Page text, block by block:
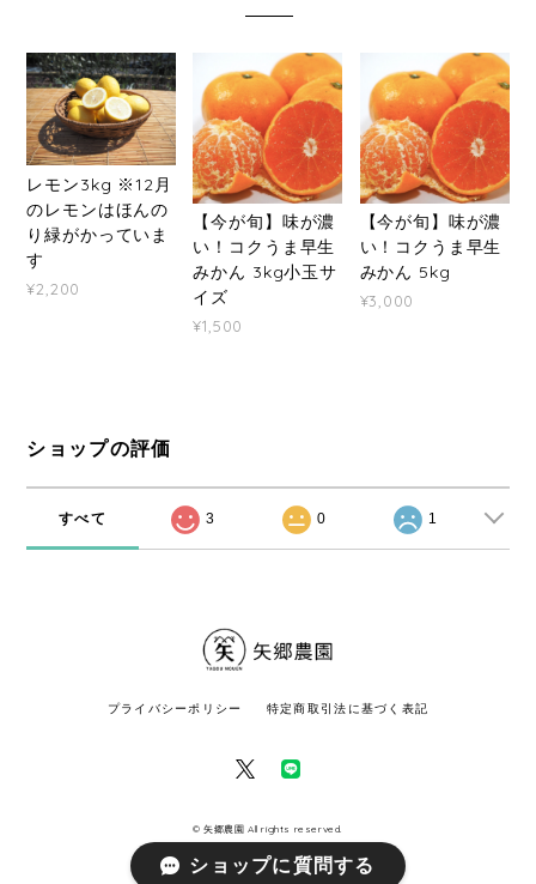
レモン3kg ※12月
のレモンはほんの
り緑がかっていま
す
¥2,200
【今が旬】味が濃
い！コクうま早生
みかん 3kg小玉サ
イズ
¥1,500
【今が旬】味が濃
い！コクうま早生
みかん 5kg
¥3,000
ショップの評価
すべて 3 0 1
プライバシーポリシー 特定商取引法に基づく表記
© 矢郷農園 All rights reserved.
ショップに質問する